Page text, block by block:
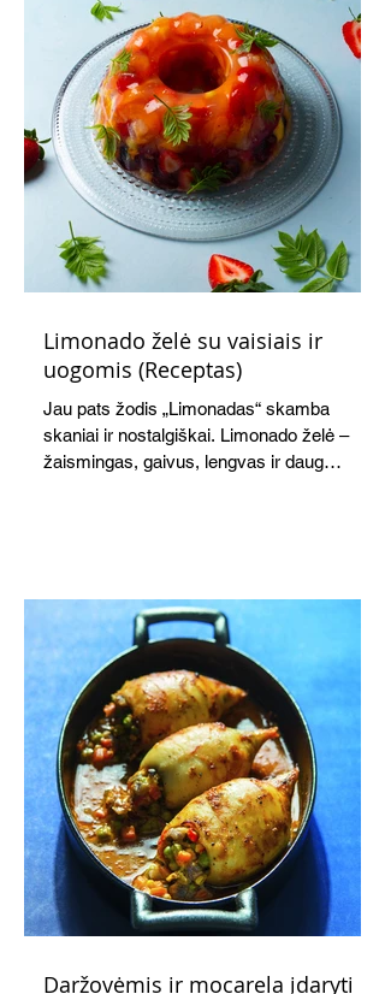
Limonado želė su vaisiais ir
uogomis (Receptas)
Jau pats žodis „Limonadas“ skamba
skaniai ir nostalgiškai. Limonado želė –
žaismingas, gaivus, lengvas ir daug
Daržovėmis ir mocarela įdaryti